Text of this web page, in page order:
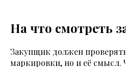
На что смотреть
Закупщик должен
маркировки, но и её смысл.